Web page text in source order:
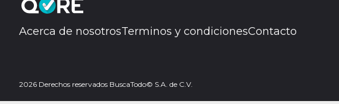
Acerca de nosotrosTerminos y condicionesContacto
2026 Derechos reservados BuscaTodo© S.A. de C.V.